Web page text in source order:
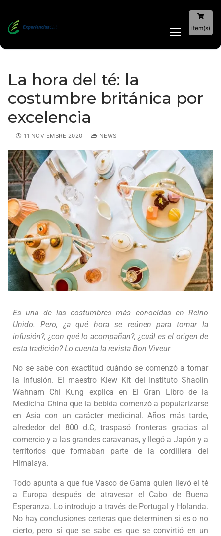
item(s)
La hora del té: la
costumbre británica por
excelencia
11 NOVIEMBRE 2020 NEWS
Es una de las costumbres más conocidas en Reino
Unido. Pero, ¿a qué hora se reúnen para tomar la
infusión?, ¿con qué lo acompañan?, ¿cuál es el origen de
esta tradición? Lo cuenta la revista Bon Viveur
No se sabe con exactitud cuándo se comenzó a tomar
la infusión. El maestro Kiew Kit del Instituto Shaolin
Wahnam Chi Kung explica en El Gran Libro de la
Medicina China que la bebida comenzó a popularizarse
en Asia con un carácter medicinal. Años más tarde,
alrededor del 800 d.C, traspasó fronteras gracias al
comercio y a las grandes caravanas, y llegó a Japón y a
territorios que formaban parte de la cordillera del
Himalaya.
Todo apunta a que fue Vasco de Gama quien llevó el té
a Europa después de atravesar el Cabo de Buena
Esperanza. Lo introdujo a través de Portugal y Holanda.
No hay conclusiones certeras que determinen si es o no
cierto, pero sí que se sabe es que se convirtió en un